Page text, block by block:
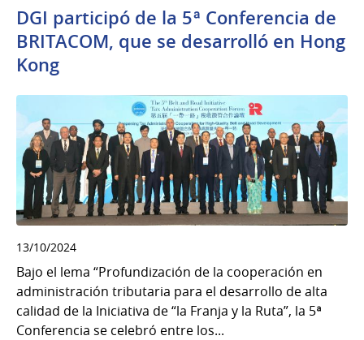
DGI participó de la 5ª Conferencia de
BRITACOM, que se desarrolló en Hong
Kong
13/10/2024
Bajo el lema “Profundización de la cooperación en
administración tributaria para el desarrollo de alta
calidad de la Iniciativa de “la Franja y la Ruta”, la 5ª
Conferencia se celebró entre los...